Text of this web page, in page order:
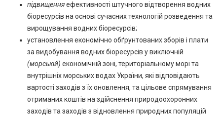
підвищенняефективності штучного відтворення водних
біоресурсів на основі сучасних технологій розведення та
вирощування водних біоресурсів;
установлення економічно обґрунтованих зборів і плати
за видобування водних біоресурсів у виключній
(морській) економічній зоні, територіальному морі та
внутрішніх морських водах України, які відповідають
вартості заходів з їх оновлення, та цільове спрямування
отриманих коштів на здійснення природоохоронних
заходів та заходів з відновлення природних популяцій